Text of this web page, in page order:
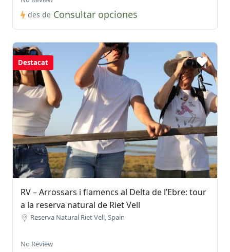
des de Consultar opciones
Destacat
RV – Arrossars i flamencs al Delta de l’Ebre: tour
a la reserva natural de Riet Vell
Reserva Natural Riet Vell, Spain
No Review